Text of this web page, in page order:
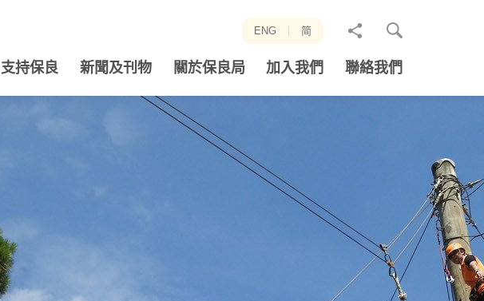
ENG 简
分
至
支持保良 新聞及刊物 關於保良局 加入我們 聯絡我們